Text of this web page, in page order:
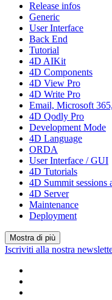
Release infos
Generic
User Interface
Back End
Tutorial
4D AIKit
4D Components
4D View Pro
4D Write Pro
Email, Microsoft
4D Qodly Pro
Development Mode
4D Language
ORDA
User Interface / GUI
4D Tutorials
4D Summit sessions
4D Server
Maintenance
Deployment
Mostra di più
Iscriviti alla nostra